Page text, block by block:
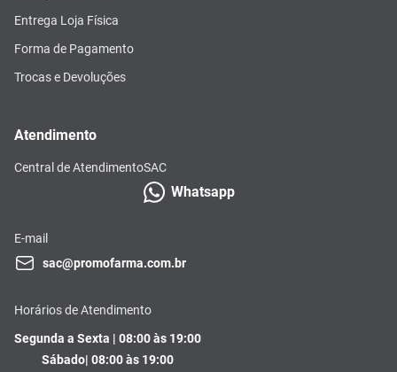
Entrega Loja Física
Forma de Pagamento
Trocas e Devoluções
Atendimento
Central de AtendimentoSAC
Whatsapp
E-mail
sac@promofarma.com.br
Horários de Atendimento
Segunda a Sexta | 08:00 às 19:00
Sábado| 08:00 às 19:00